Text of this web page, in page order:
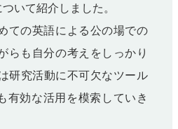
いて紹介しました。
ての英語による公の場での
らも自分の考えをしっかり
研究活動に不可欠なツール
有効な活用を模索していき